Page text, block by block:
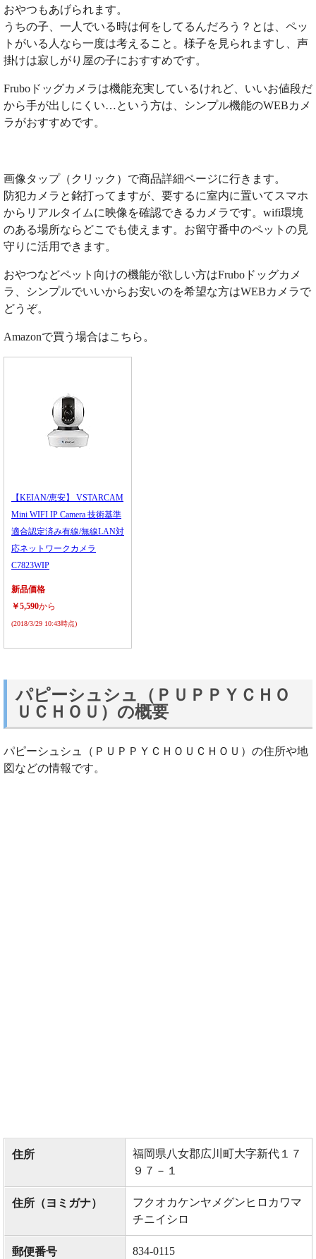
おやつもあげられます。
うちの子、一人でいる時は何をしてるんだろう？とは、ペッ
トがいる人なら一度は考えること。様子を見られますし、声
掛けは寂しがり屋の子におすすめです。
Fruboドッグカメラは機能充実しているけれど、いいお値段だ
から手が出しにくい…という方は、シンプル機能のWEBカメ
ラがおすすめです。
画像タップ（クリック）で商品詳細ページに行きます。
防犯カメラと銘打ってますが、要するに室内に置いてスマホ
からリアルタイムに映像を確認できるカメラです。wifi環境
のある場所ならどこでも使えます。お留守番中のペットの見
守りに活用できます。
おやつなどペット向けの機能が欲しい方はFruboドッグカメ
ラ、シンプルでいいからお安いのを希望な方はWEBカメラで
どうぞ。
Amazonで買う場合はこちら。
【KEIAN/恵安】 VSTARCAM
Mini WIFI IP Camera 技術基準
適合認定済み有線/無線LAN対
応ネットワークカメラ
C7823WIP
新品価格
￥5,590から
(2018/3/29 10:43時点)
パピーシュシュ（ＰＵＰＰＹＣＨＯ
ＵＣＨＯＵ）の概要
パピーシュシュ（ＰＵＰＰＹＣＨＯＵＣＨＯＵ）の住所や地
図などの情報です。
住所
福岡県八女郡広川町大字新代１７
９７－１
住所（ヨミガナ）
フクオカケンヤメグンヒロカワマ
チニイシロ
郵便番号 834-0115